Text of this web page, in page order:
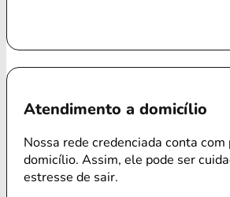
Atendimento a domicílio
Nossa rede credenciada conta
domicílio. Assim, ele pode ser
estresse de sair.